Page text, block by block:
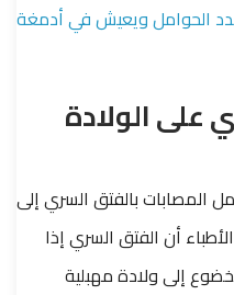
الحوامل ويعيش في أدمغة
على الولادة
المصابات بالفتق السري إلى
أن الفتق السري إذا
إلى ولادة مهبلية